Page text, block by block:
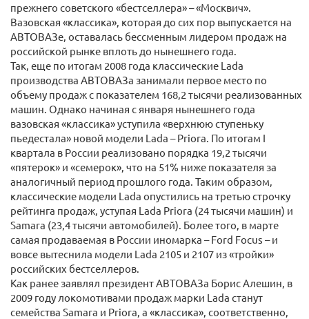
прежнего советского «бестселлера» – «Москвич».
Вазовская «классика», которая до сих пор выпускается на
АВТОВАЗе, оставалась бессменным лидером продаж на
российской рынке вплоть до нынешнего года.
Так, еще по итогам 2008 года классические Lada
производства АВТОВАЗа занимали первое место по
объему продаж с показателем 168,2 тысячи реализованных
машин. Однако начиная с января нынешнего года
вазовская «классика» уступила «верхнюю ступеньку
пьедестала» новой модели Lada – Priora. По итогам I
квартала в России реализовано порядка 19,2 тысячи
«пятерок» и «семерок», что на 51% ниже показателя за
аналогичный период прошлого года. Таким образом,
классические модели Lada опустились на третью строчку
рейтинга продаж, уступая Lada Priora (24 тысячи машин) и
Samara (23,4 тысячи автомобилей). Более того, в марте
самая продаваемая в России иномарка – Ford Focus – и
вовсе вытеснила модели Lada 2105 и 2107 из «тройки»
российских бестселлеров.
Как ранее заявлял президент АВТОВАЗа Борис Алешин, в
2009 году локомотивами продаж марки Lada станут
семейства Samara и Priora, а «классика», соответственно,